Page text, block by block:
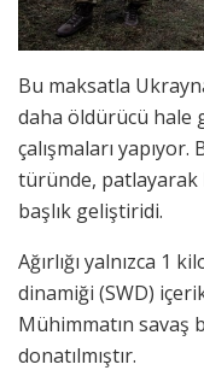
Bu maksatla
daha öldürücü hale
çalışmaları yapıyor.
türünde, patlayarak
başlık geliştiridi.
Ağırlığı yalnızca 1
dinamiği (SWD)
Mühimmatın savaş
donatılmıştır.